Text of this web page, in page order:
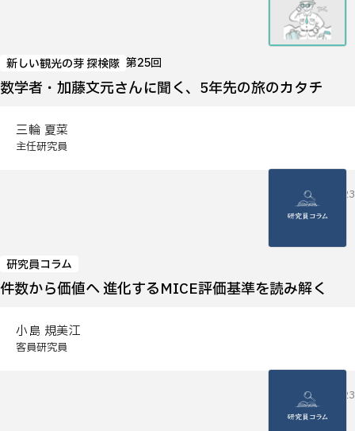
新しい観光の芽 探検隊 第25回
数学者・加藤文元さんに聞く、5年先の旅のカタチ
三輪 夏菜
主任研究員
2026.06.23
研究員コラム
件数から価値へ ─進化するMICE評価基準を読み解く
小島 規美江
客員研究員
2026.06.23